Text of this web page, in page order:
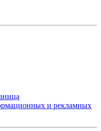
и рекламных